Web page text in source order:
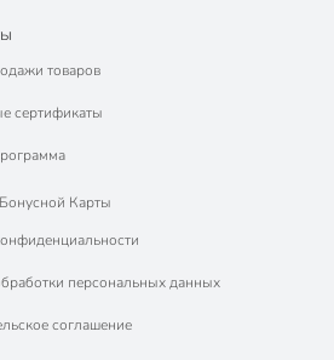
товаров
сертификаты
Карты
персональных данных
соглашение